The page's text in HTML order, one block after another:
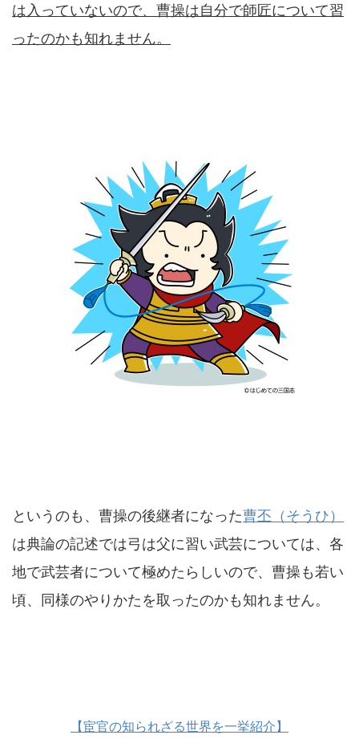
は入っていないので、 曹操は自分で師匠について習
ったのかも知れません。
というのも、曹操の後継者になった曹丕（そうひ）
は典論の記述では弓は父に習い武芸については、各
地で武芸者について極めたらしいので、曹操も若い
頃、同様のやりかたを取ったのかも知れません。
【宦官の知られざる世界を一挙紹介】